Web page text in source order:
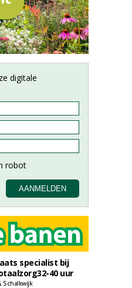
digitale
specialist bij
40 uur
Schalkwijk